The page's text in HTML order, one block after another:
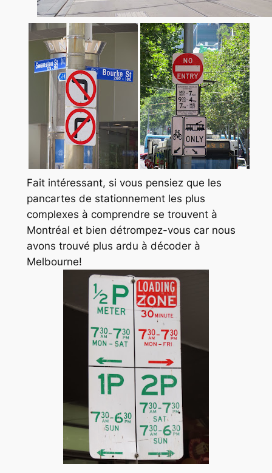
Fait intéressant, si vous pensiez que les
pancartes de stationnement les plus
complexes à comprendre se trouvent à
Montréal et bien détrompez-vous car nous
avons trouvé plus ardu à décoder à
Melbourne!